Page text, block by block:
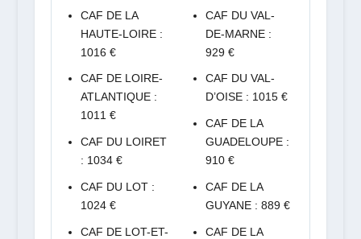
CAF DE LA
HAUTE-LOIRE :
1016 €
CAF DE LOIRE-
ATLANTIQUE :
1011 €
CAF DU LOIRET
: 1034 €
CAF DU LOT :
1024 €
CAF DE LOT-ET-
CAF DU VAL-
DE-MARNE :
929 €
CAF DU VAL-
D’OISE : 1015 €
CAF DE LA
GUADELOUPE :
910 €
CAF DE LA
GUYANE : 889 €
CAF DE LA